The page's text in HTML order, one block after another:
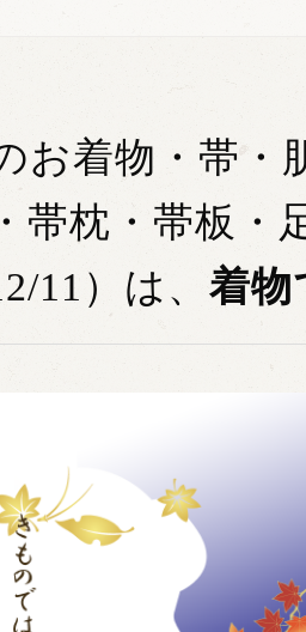
お着物・帯・
帯枕・帯板・
11）は、 着物